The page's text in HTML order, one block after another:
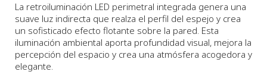
La retroiluminación LED perimetral integrada genera una
suave luz indirecta que realza el perfil del espejo y crea
un sofisticado efecto flotante sobre la pared. Esta
iluminación ambiental aporta profundidad visual, mejora la
percepción del espacio y crea una atmósfera acogedora y
elegante.